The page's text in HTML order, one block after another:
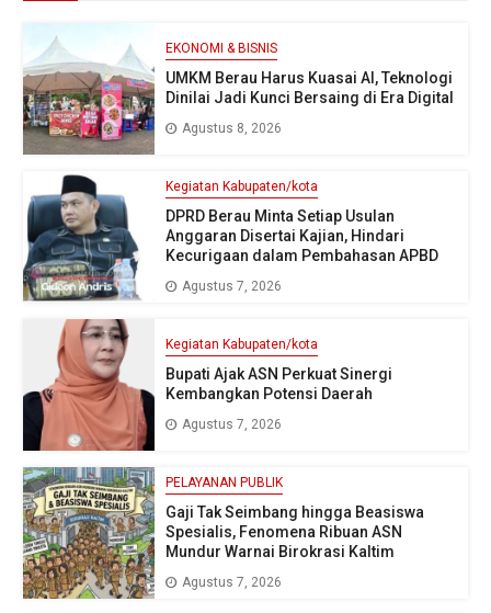
EKONOMI & BISNIS
UMKM Berau Harus Kuasai AI, Teknologi
Dinilai Jadi Kunci Bersaing di Era Digital
Agustus 8, 2026
Kegiatan Kabupaten/kota
DPRD Berau Minta Setiap Usulan
Anggaran Disertai Kajian, Hindari
Kecurigaan dalam Pembahasan APBD
Agustus 7, 2026
Kegiatan Kabupaten/kota
Bupati Ajak ASN Perkuat Sinergi
Kembangkan Potensi Daerah
Agustus 7, 2026
PELAYANAN PUBLIK
Gaji Tak Seimbang hingga Beasiswa
Spesialis, Fenomena Ribuan ASN
Mundur Warnai Birokrasi Kaltim
Agustus 7, 2026